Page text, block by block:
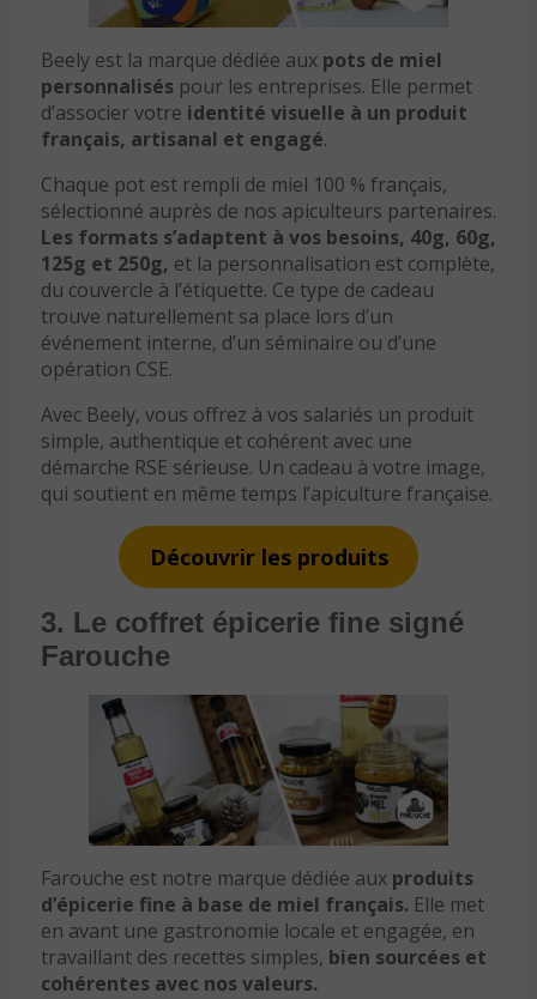
Beely est la marque dédiée aux pots de miel
personnalisés pour les entreprises. Elle permet
d’associer votre identité visuelle à un produit
français, artisanal et engagé.
Chaque pot est rempli de miel 100 % français,
sélectionné auprès de nos apiculteurs partenaires.
Les formats s’adaptent à vos besoins, 40g, 60g,
125g et 250g, et la personnalisation est complète,
du couvercle à l’étiquette. Ce type de cadeau
trouve naturellement sa place lors d’un
événement interne, d’un séminaire ou d’une
opération CSE.
Avec Beely, vous offrez à vos salariés un produit
simple, authentique et cohérent avec une
démarche RSE sérieuse. Un cadeau à votre image,
qui soutient en même temps l’apiculture française.
Découvrir les produits
3. Le coffret épicerie fine signé
Farouche
Farouche est notre marque dédiée aux produits
d’épicerie fine à base de miel français. Elle met
en avant une gastronomie locale et engagée, en
travaillant des recettes simples, bien sourcées et
cohérentes avec nos valeurs.